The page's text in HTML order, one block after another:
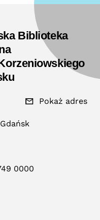
Biblioteka
Pokaż adres
0000